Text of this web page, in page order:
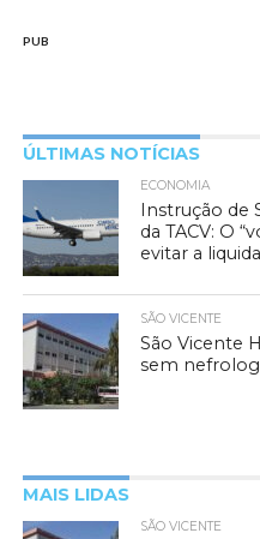
PUB
ÚLTIMAS NOTÍCIAS
ECONOMIA
Instrução de
da TACV: O
evitar a
SÃO VICENTE
São Vicente
sem
MAIS LIDAS
SÃO VICENTE